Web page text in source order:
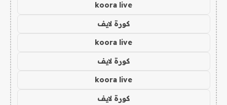
koora live
كورة لايف
koora live
كورة لايف
koora live
كورة لايف